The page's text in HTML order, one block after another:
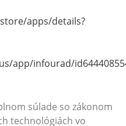
apps/details?
app/infourad/
súlade so zákonom
technológiách vo